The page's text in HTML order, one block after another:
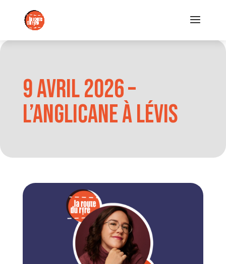
9 avril 2026 –
L’Anglicane à Lévis